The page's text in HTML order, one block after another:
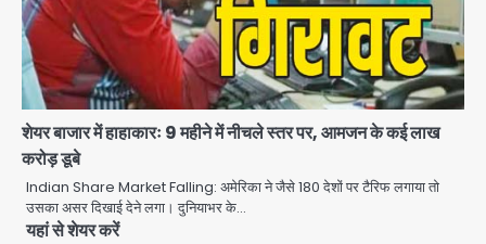
शेयर बाजार में हाहाकारः 9 महीने में नीचले स्तर पर, आमजन के कई लाख
करोड़ डूबे
Indian Share Market Falling: अमेरिका ने जैसे 180 देशों पर टैरिफ लगाया तो
उसका असर दिखाई देने लगा। दुनियाभर के…
यहां से शेयर करें